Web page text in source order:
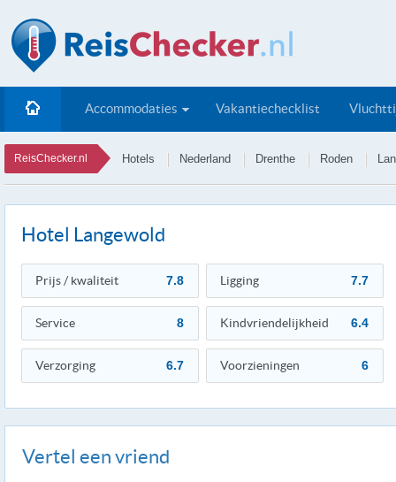
Accommodaties Vakantiechecklist
ReisChecker.nl Hotels Nederland Drenthe Roden
Hotel Langewold
Prijs / kwaliteit 7.8 Ligging 7.7
Service 8 Kindvriendelijkheid 6.4
Verzorging 6.7 Voorzieningen 6
Vertel een vriend